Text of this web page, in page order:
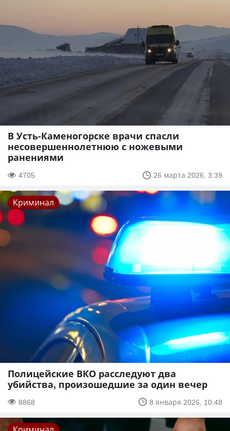
В Усть-Каменогорске врачи спасли
несовершеннолетнюю с ножевыми
ранениями
4705 26 марта 2026, 3:39
Криминал
Полицейские ВКО расследуют два
убийства, произошедшие за один вечер
8868 8 января 2026, 10:48